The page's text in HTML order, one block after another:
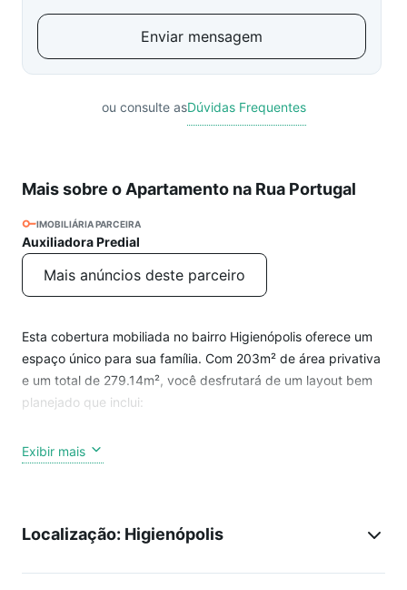
Enviar mensagem
ou consulte asDúvidas Frequentes
Mais sobre o Apartamento na Rua Portugal
IMOBILIÁRIA PARCEIRA
Auxiliadora Predial
Mais anúncios deste parceiro
Esta cobertura mobiliada no bairro Higienópolis oferece um
espaço único para sua família. Com 203m² de área privativa
e um total de 279.14m², você desfrutará de um layout bem
planejado que inclui:
Primeiro piso:
Lareira que proporciona aconchego nas noites mais frias.
garantir privacidade e conforto.
Exibir mais
Localização: Higienópolis